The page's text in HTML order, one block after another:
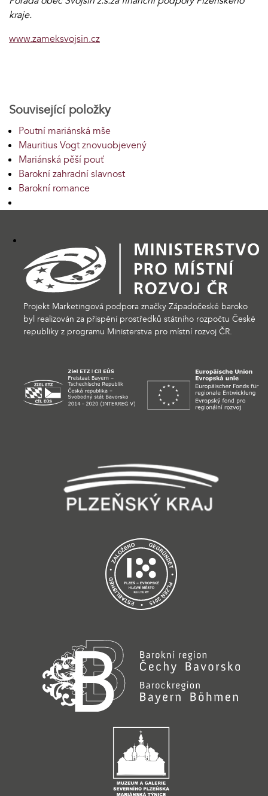
kraje.
www.zameksvojsin.cz
Související položky
Poutní mariánská mše
Mauritius Vogt znovuobjevený
Mariánská pěší pouť
Barokní zahradní slavnost
Barokní romance
Projekt Marketingová podpora značky Západočeské baroko
byl realizován za přispění prostředků státního rozpočtu České
republiky z programu Ministerstva pro místní rozvoj ČR.